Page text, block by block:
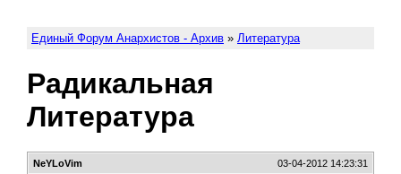
Единый Форум Анархистов - Архив » Литература
Радикальная
Литература
NeYLoVim 03-04-2012 14:23:31